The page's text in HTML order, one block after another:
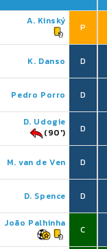
A. Kinský
P
K. Danso D
Pedro Porro D
D. Udogie
(90')
D
M. van de Ven D
D. Spence D
João Palhinha
C